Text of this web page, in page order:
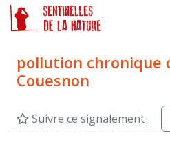
pollution chronique
Couesnon
Suivre ce signalement
Panneau de gestion des cookies